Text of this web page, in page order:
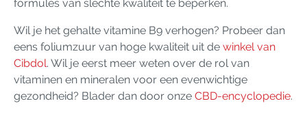
formules van slechte kwaliteit te beperken.
Wil je het gehalte vitamine B9 verhogen? Probeer dan
eens foliumzuur van hoge kwaliteit uit de winkel van
Cibdol. Wil je eerst meer weten over de rol van
vitaminen en mineralen voor een evenwichtige
gezondheid? Blader dan door onze CBD-encyclopedie.